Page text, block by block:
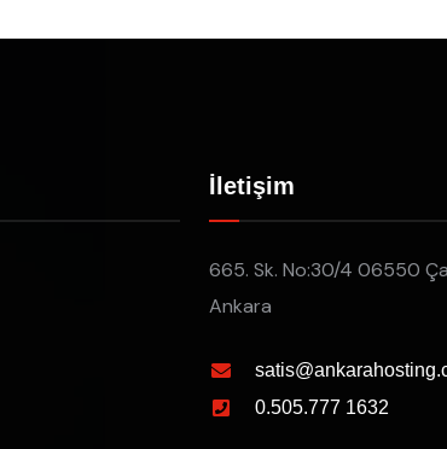
İletişim
665. Sk. No:30/4 06550
Ankara
0.505.777 1632